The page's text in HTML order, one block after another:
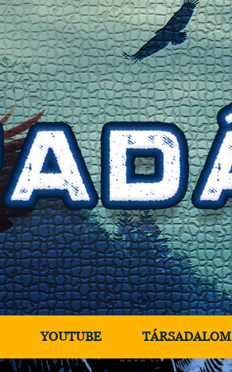
YOUTUBE TÁRSADALOM